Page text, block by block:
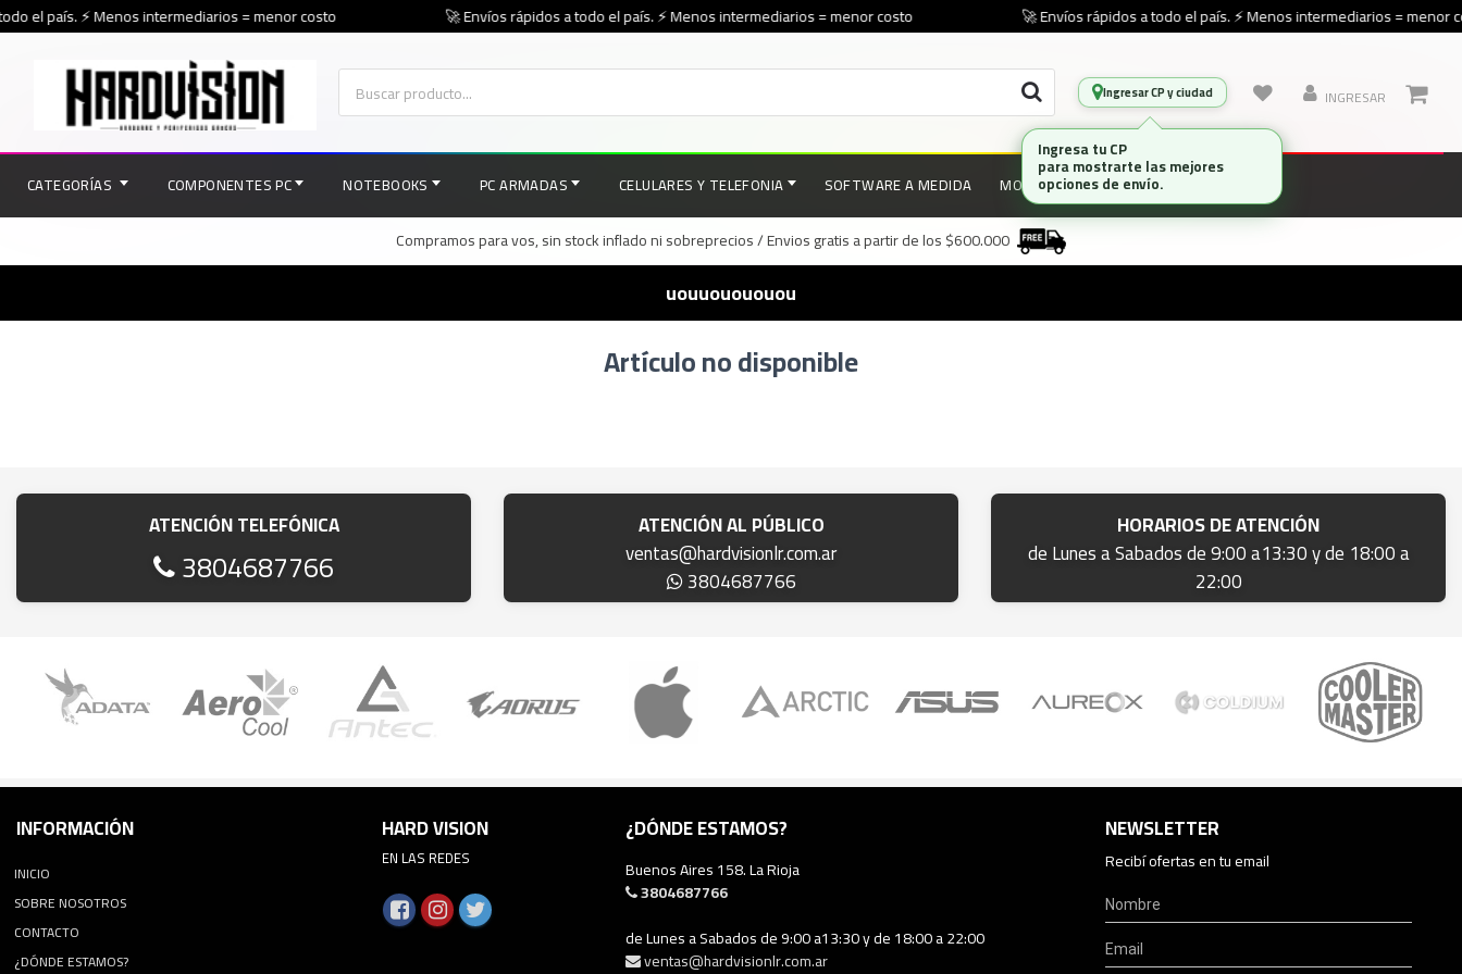
el país. ⚡ Menos intermediarios = menor costo 🚀 Envíos rápidos a todo el país. ⚡ Menos intermediarios = menor costo 🚀 Envíos rápidos a todo el país. ⚡ Menos intermediarios = menor
Ingresar CP y ciudad INGRESAR
CATEGORÍAS COMPONENTES PC NOTEBOOKS PC ARMADAS CELULARES Y TELEFONIA SOFTWARE A MEDIDA MONITORES MARCAS
Compramos para vos, sin stock inflado ni sobreprecios / Envios gratis a partir de los $600.000
uouuouououou
Artículo no disponible
ATENCIÓN TELEFÓNICA
3804687766
ATENCIÓN AL PÚBLICO
ventas@hardvisionlr.com.ar
3804687766
HORARIOS DE ATENCIÓN
de Lunes a Sabados de 9:00 a13:30 y de 18:00 a
22:00
INFORMACIÓN
INICIO
SOBRE NOSOTROS
CONTACTO
¿DÓNDE ESTAMOS?
HARD VISION
EN LAS REDES
¿DÓNDE ESTAMOS?
Buenos Aires 158. La Rioja
3804687766
de Lunes a Sabados de 9:00 a13:30 y de 18:00 a 22:00
ventas@hardvisionlr.com.ar
NEWSLETTER
Recibí ofertas en tu email
Ingresa tu CP
para mostrarte las mejores
opciones de envío.